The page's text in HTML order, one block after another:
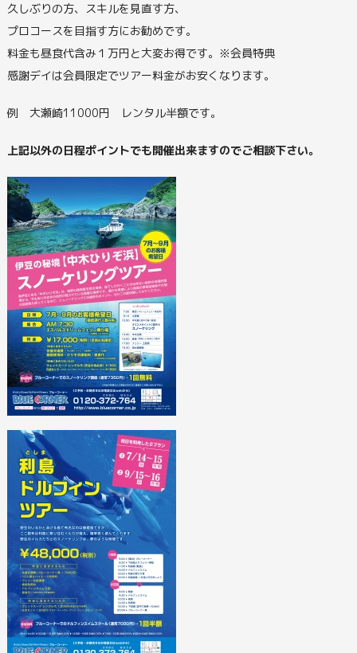
久しぶりの方、スキルを見直す方、
プロコースを目指す方にお勧めです。
料金も昼食代含み１万円と大変お得です。※会員特典
感謝デイは会員限定でツアー料金がお安くなります。
例 大瀬崎11000円 レンタル半額です。
上記以外の日程ポイントでも開催出来ますのでご相談下さい。